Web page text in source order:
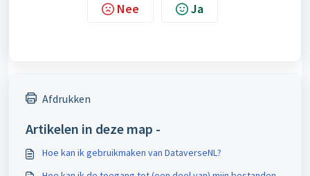
Nee Ja
Afdrukken
Artikelen in deze map -
Hoe kan ik gebruikmaken van DataverseNL?